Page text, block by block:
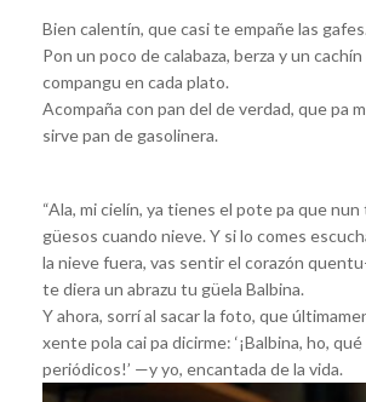
Bien calentín, que casi te empañe las gafes.
Pon un poco de calabaza, berza y un cachín
compangu en cada plato.
Acompaña con pan del de verdad, que pa
sirve pan de gasolinera.
“Ala, mi cielín, ya tienes el pote pa que
güesos cuando nieve. Y si lo comes
la nieve fuera, vas sentir el corazón
te diera un abrazu tu güela Balbina.
Y ahora, sorrí al sacar la foto, que
xente pola cai pa dicirme: ‘¡Balbina, ho,
periódicos!’ —y yo, encantada de la vida.